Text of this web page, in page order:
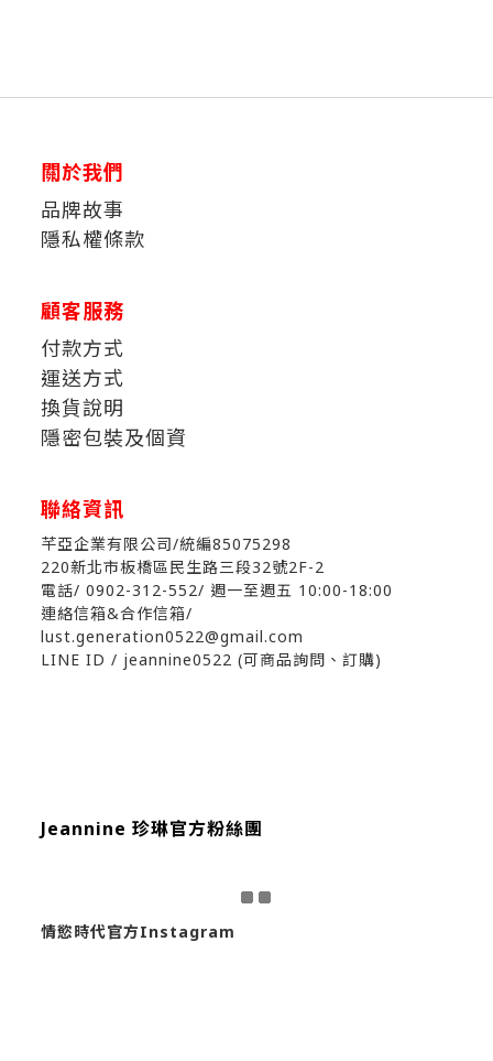
關於我們
品牌故事
隱私權條款
顧客服務
付款方式
運送方式
換貨說明
隱密包裝及個資
聯絡資訊
芊亞企業有限公司/統編85075298
220新北市板橋區民生路三段32號2F-2
電話/ 0902-312-552/ 週一至週五 10:00-18:00
連絡信箱&合作信箱/
lust.generation0522@gmail.com
LINE ID / jeannine0522 (可商品詢問、訂購)
Jeannine 珍琳官方粉絲團
情慾時代官方Instagram